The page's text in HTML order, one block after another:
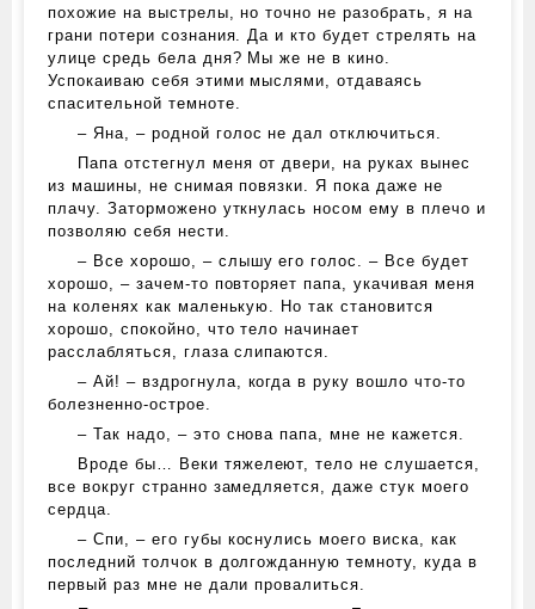
похожие на выстрелы, но точно не разобрать, я на
грани потери сознания. Да и кто будет стрелять на
улице средь бела дня? Мы же не в кино.
Успокаиваю себя этими мыслями, отдаваясь
спасительной темноте.
– Яна, – родной голос не дал отключиться.
Папа отстегнул меня от двери, на руках вынес
из машины, не снимая повязки. Я пока даже не
плачу. Заторможено уткнулась носом ему в плечо и
позволяю себя нести.
– Все хорошо, – слышу его голос. – Все будет
хорошо, – зачем-то повторяет папа, укачивая меня
на коленях как маленькую. Но так становится
хорошо, спокойно, что тело начинает
расслабляться, глаза слипаются.
– Ай! – вздрогнула, когда в руку вошло что-то
болезненно-острое.
– Так надо, – это снова папа, мне не кажется.
Вроде бы… Веки тяжелеют, тело не слушается,
все вокруг странно замедляется, даже стук моего
сердца.
– Спи, – его губы коснулись моего виска, как
последний толчок в долгожданную темноту, куда в
первый раз мне не дали провалиться.